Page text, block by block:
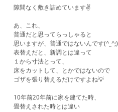
隙間なく敷き詰めています✌️
あ、これ、
普通だと思ってらっしゃると
思いますが、普通ではないんです(^_^;)
表替えだと、新調とは違って
１から寸法とって、
床をカットして、とかではないので
ゴザを張り替えるだけですよね💡
10年前20年前に家を建てた時、
畳替えされた時とは違い